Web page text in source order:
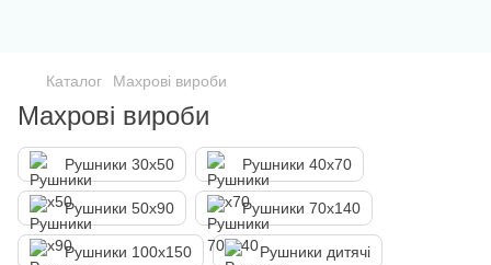
Каталог Махрові вироби
Махрові вироби
Рушники 30х50 Рушники 40х70
Рушники 50х90 Рушники 70х140
Рушники 100х150 Рушники дитячі